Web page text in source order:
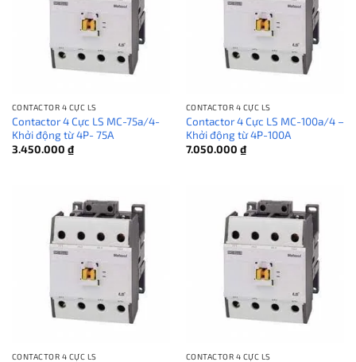
CONTACTOR 4 CỰC LS
Contactor 4 Cực LS MC-75a/4-
Khởi động từ 4P- 75A
3.450.000 ₫
CONTACTOR 4 CỰC LS
Contactor 4 Cực LS MC-100a/4 –
Khởi động từ 4P-100A
7.050.000 ₫
CONTACTOR 4 CỰC LS CONTACTOR 4 CỰC LS